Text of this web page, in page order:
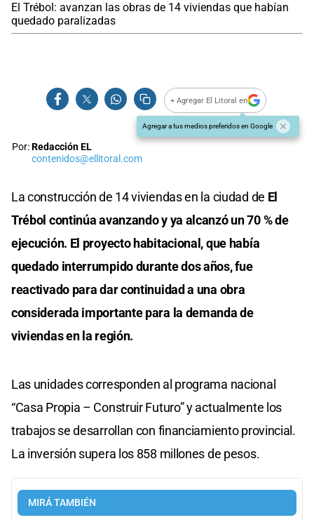
El Trébol: avanzan las obras de 14 viviendas que habían
quedado paralizadas
+ Agregar El Litoral en
Agregar a tus medios preferidos en Google
Por:Redacción EL
contenidos@ellitoral.com
La construcción de 14 viviendas en la ciudad de El
Trébol continúa avanzando y ya alcanzó un 70 % de
ejecución. El proyecto habitacional, que había
quedado interrumpido durante dos años, fue
reactivado para dar continuidad a una obra
considerada importante para la demanda de
viviendas en la región.
Las unidades corresponden al programa nacional
“Casa Propia – Construir Futuro” y actualmente los
trabajos se desarrollan con financiamiento provincial.
La inversión supera los 858 millones de pesos.
MIRÁ TAMBIÉN